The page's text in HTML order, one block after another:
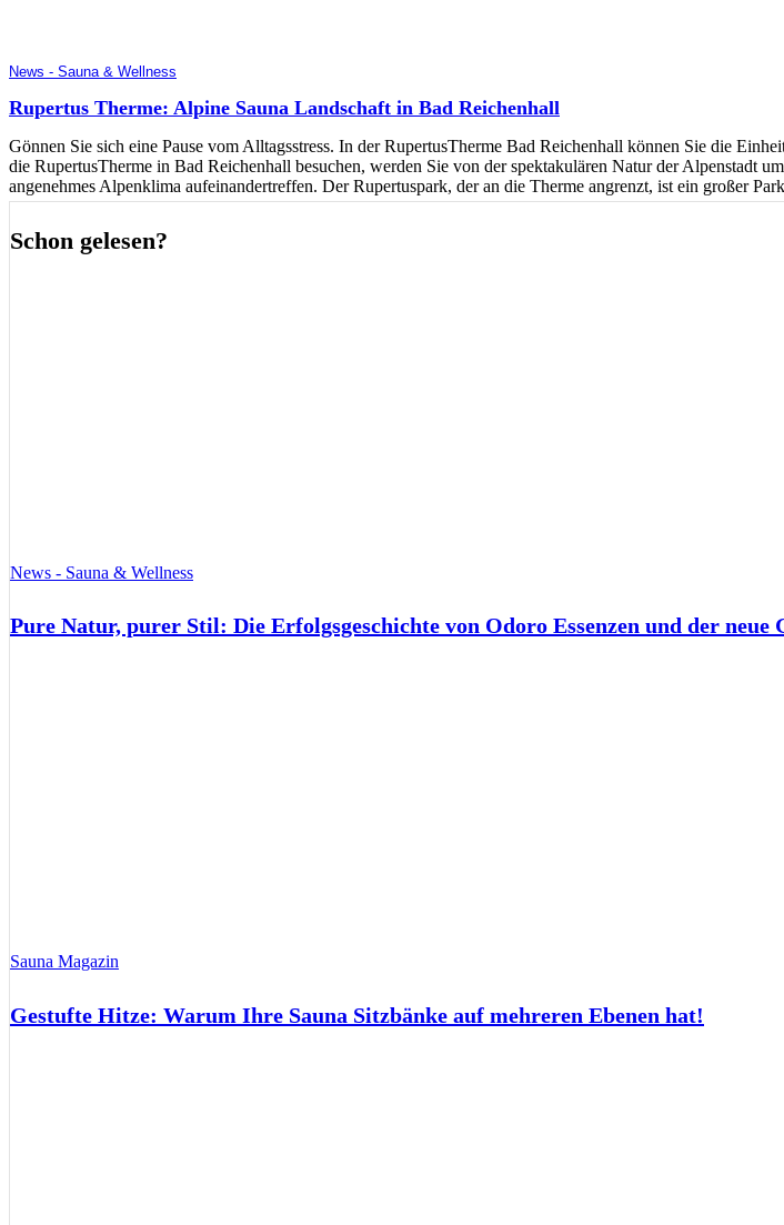
News - Sauna & Wellness
Rupertus Therme: Alpine Sauna Landschaft in Bad Reichenhall
Gönnen Sie sich eine Pause vom Alltagsstress. In der RupertusTherme Bad Reichenhall können Sie die
die RupertusTherme in Bad Reichenhall besuchen, werden Sie von der spektakulären Natur der Alpenstadt
angenehmes Alpenklima aufeinandertreffen. Der Rupertuspark, der an die Therme angrenzt, ist ein großer
Schon gelesen?
News - Sauna & Wellness
Pure Natur, purer Stil: Die Erfolgsgeschichte von Odoro Essenzen und der neue
Sauna Magazin
Gestufte Hitze: Warum Ihre Sauna Sitzbänke auf mehreren Ebenen hat!